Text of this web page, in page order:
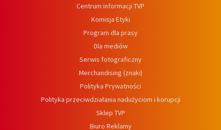
Centrum informacji TVP
Komisja Etyki
Program dla prasy
Dla mediów
Serwis fotograficzny
Merchandising (znaki)
Polityka Prywatności
Polityka przeciwdziałania nadużyciom i korupcji
Sklep TVP
Biuro Reklamy